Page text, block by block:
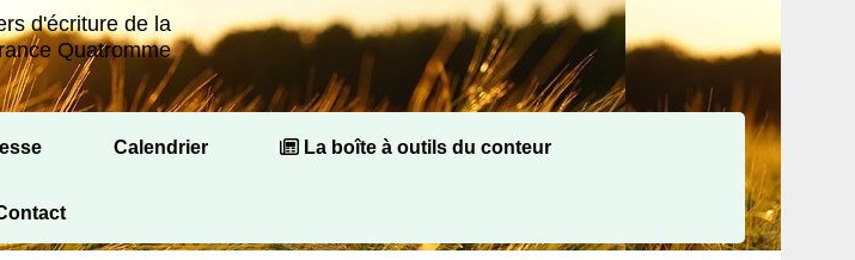
d'écriture de la
Quatromme
Calendrier La boîte à outils du conteur